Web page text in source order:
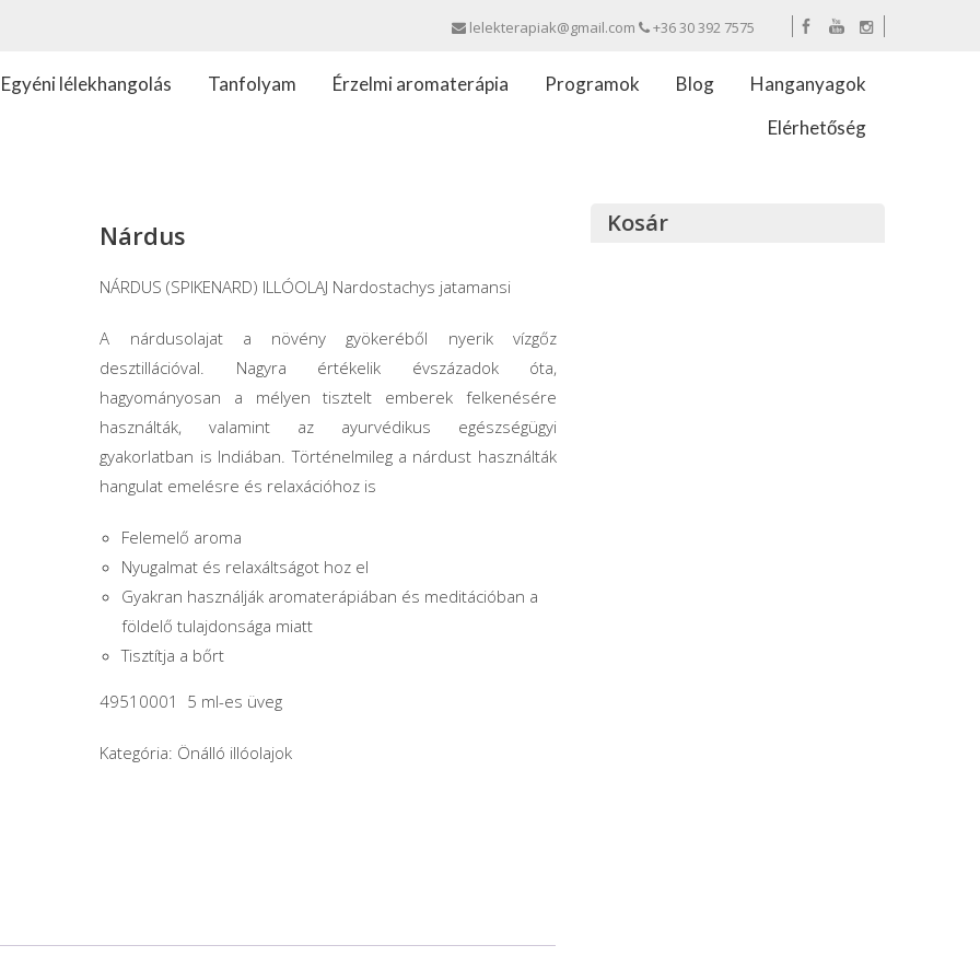
lelekterapiak@gmail.com +36 30 392 7575
Egyéni lélekhangolás Tanfolyam Érzelmi aromaterápia Programok Blog
Hanganyagok
Elérhetőség
Nárdus
NÁRDUS (SPIKENARD) ILLÓOLAJ Nardostachys jatamansi
A nárdusolajat a növény gyökeréből nyerik vízgőz
desztillációval. Nagyra értékelik évszázadok óta,
hagyományosan a mélyen tisztelt emberek felkenésére
használták, valamint az ayurvédikus egészségügyi
gyakorlatban is Indiában. Történelmileg a nárdust használták
hangulat emelésre és relaxációhoz is
Felemelő aroma
Nyugalmat és relaxáltságot hoz el
Gyakran használják aromaterápiában és meditációban a
földelő tulajdonsága miatt
Tisztítja a bőrt
49510001 5 ml-es üveg
Kategória: Önálló illóolajok
Kosár